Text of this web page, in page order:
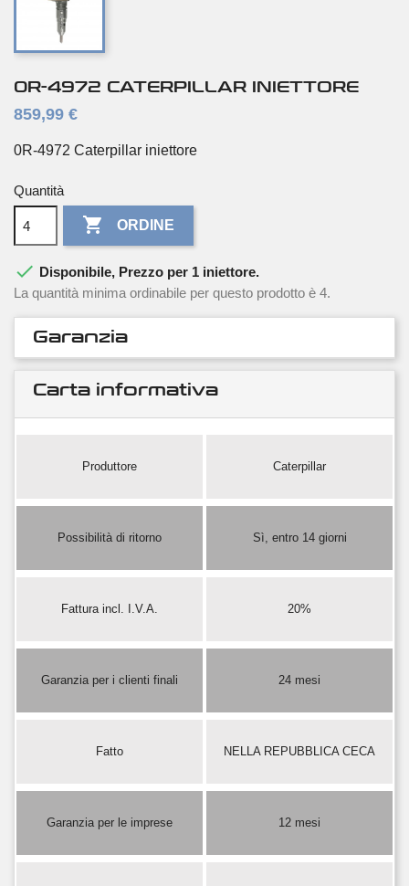
0R-4972 CATERPILLAR INIETTORE
859,99 €
0R-4972 Caterpillar iniettore
Quantità
 ORDINE
 Disponibile, Prezzo per 1 iniettore.
La quantità minima ordinabile per questo prodotto è 4.
Garanzia
Carta informativa
Produttore Caterpillar
Possibilità di ritorno Sì, entro 14 giorni
Fattura incl. I.V.A. 20%
Garanzia per i clienti finali 24 mesi
Fatto NELLA REPUBBLICA CECA
Garanzia per le imprese 12 mesi